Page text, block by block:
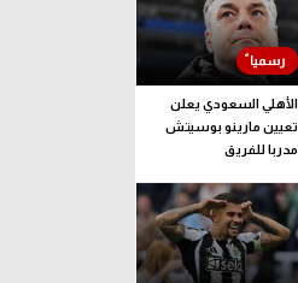
الأهلي السعودي يعلن
تعيين مارينو بوسيتش
مدربا للفريق